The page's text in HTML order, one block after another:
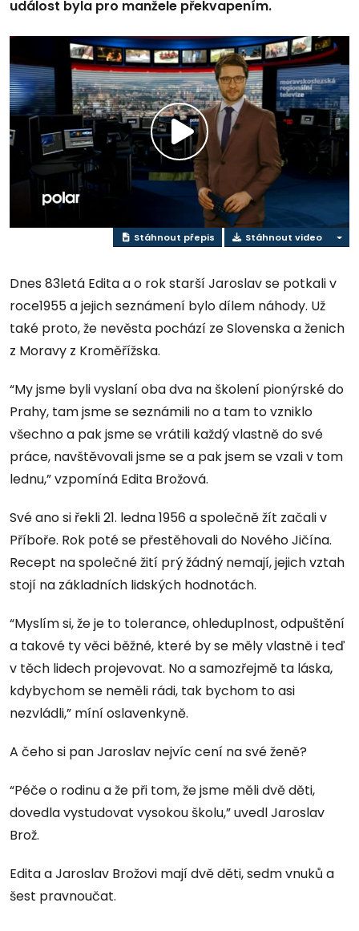
událost byla pro manžele překvapením.
Přehrát
video
Stáhnout přepis Stáhnout video
Dnes 83letá Edita a o rok starší Jaroslav se potkali v
roce1955 a jejich seznámení bylo dílem náhody. Už
také proto, že nevěsta pochází ze Slovenska a ženich
z Moravy z Kroměřížska.
“My jsme byli vyslaní oba dva na školení pionýrské do
Prahy, tam jsme se seznámili no a tam to vzniklo
všechno a pak jsme se vrátili každý vlastně do své
práce, navštěvovali jsme se a pak jsem se vzali v tom
lednu,” vzpomíná Edita Brožová.
Své ano si řekli 21. ledna 1956 a společně žít začali v
Příboře. Rok poté se přestěhovali do Nového Jičína.
Recept na společné žití prý žádný nemají, jejich vztah
stojí na základních lidských hodnotách.
“Myslím si, že je to tolerance, ohleduplnost, odpuštění
a takové ty věci běžné, které by se měly vlastně i teď
v těch lidech projevovat. No a samozřejmě ta láska,
kdybychom se neměli rádi, tak bychom to asi
nezvládli,” míní oslavenkyně.
A čeho si pan Jaroslav nejvíc cení na své ženě?
“Péče o rodinu a že při tom, že jsme měli dvě děti,
dovedla vystudovat vysokou školu,” uvedl Jaroslav
Brož.
Edita a Jaroslav Brožovi mají dvě děti, sedm vnuků a
šest pravnoučat.